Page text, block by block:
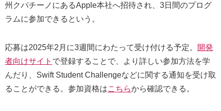
州クパチーノにあるApple本社へ招待され、3日間のプログ
ラムに参加できるという。
応募は2025年2月に3週間にわたって受け付ける予定。
開発
者向けサイト で登録することで、より詳しい参加方法を学
んだり、Swift Student Challengeなどに関する通知を受け取
ることができる。参加資格はこちらから確認できる。